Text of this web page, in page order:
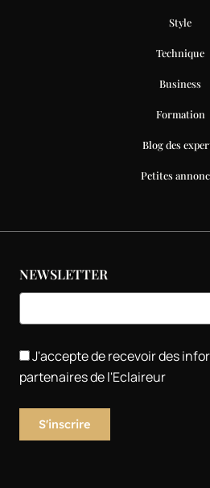
Style
Technique
Business
Formation
Blog des
Petites
NEWSLETTER
J'accepte de recevoir des
partenaires de l'Eclaireur